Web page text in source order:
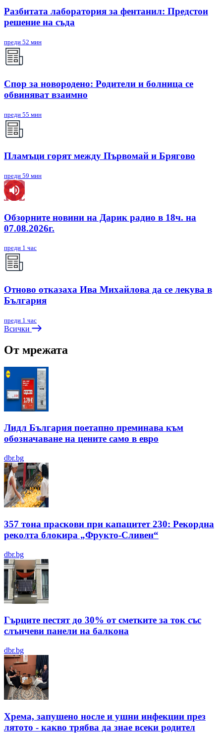
Разбитата лаборатория за фентанил: Предстои
решение на съда
преди 52 мин
Спор за новородено: Родители и болница се
обвиняват взаимно
преди 55 мин
Пламъци горят между Първомай и Брягово
преди 59 мин
Обзорните новини на Дарик радио в 18ч. на
07.08.2026г.
преди 1 час
Отново отказаха Ива Михайлова да се лекува в
България
преди 1 час
Всички
От мрежата
Лидл България поетапно преминава към
обозначаване на цените само в евро
dbr.bg
357 тона праскови при капацитет 230: Рекордна
реколта блокира „Фрукто-Сливен“
dbr.bg
Гърците пестят до 30% от сметките за ток със
слънчеви панели на балкона
dbr.bg
Хрема, запушено носле и ушни инфекции през
лятотo - какво трябва да знае всеки родител